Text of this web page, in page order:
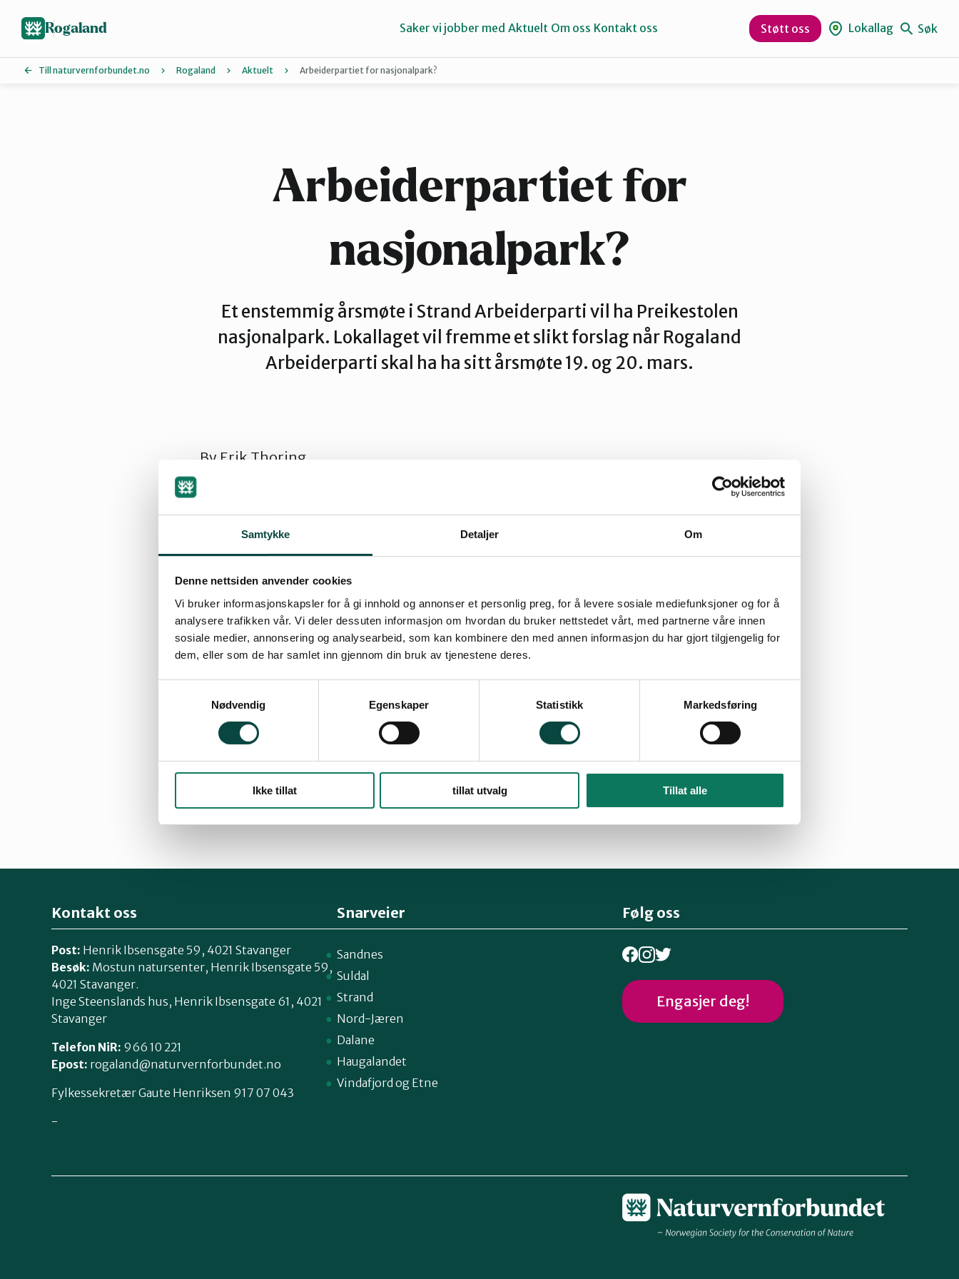
Samtykke Detaljer Om
Denne nettsiden anvender cookies
Vi bruker informasjonskapsler for å gi innhold og annonser et personlig preg, for å levere sosiale mediefunksjoner og for å
analysere trafikken vår. Vi deler dessuten informasjon om hvordan du bruker nettstedet vårt, med partnerne våre innen
sosiale medier, annonsering og analysearbeid, som kan kombinere den med annen informasjon du har gjort tilgjengelig for
dem, eller som de har samlet inn gjennom din bruk av tjenestene deres.
Nødvendig
Egenskaper Statistikk Markedsføring
Ikke tillat tillat utvalg Tillat alle
hovedinnhold
Strand Suldal
Rogaland Saker vi jobber med Aktuelt Om oss Kontakt oss Støtt oss Lokallag Søk
Till naturvernforbundet.no Rogaland Aktuelt Arbeiderpartiet for nasjonalpark?
Arbeiderpartiet for
nasjonalpark?
Et enstemmig årsmøte i Strand Arbeiderparti vil ha Preikestolen
nasjonalpark. Lokallaget vil fremme et slikt forslag når Rogaland
Arbeiderparti skal ha ha sitt årsmøte 19. og 20. mars.
By Erik Thoring
naturområde og et av regionens best besøkte turterreng. Hele området
kvalifiserer til status som nasjonalpark og det håper lokallaget at fylkeslaget er
enig i.
nasjonalpark. Forslaget ble imidlertid ikke fremmet på årsmøtet. Rogaland Høyre
har dermed ikke tatt stilling til nasjonalparken sjøl om stortingsrepresentant Siri
H. Meling ga uttrykk for en negativ holdning i et intervju med Aftenbladet.
Melings uttalelser er private og er ikke nødvendigvis representative for
synspunktene i Høyres fylkestingsgruppe.
Kontakt oss
Post: Henrik Ibsensgate 59, 4021 Stavanger
Besøk: Mostun natursenter, Henrik Ibsensgate 59,
4021 Stavanger.
Inge Steenslands hus, Henrik Ibsensgate 61, 4021
Stavanger
Telefon NiR: 966 10 221
Epost: rogaland@naturvernforbundet.no
Fylkessekretær Gaute Henriksen 917 07 043
-
Snarveier
Sandnes
Suldal
Strand
Nord-Jæren
Dalane
Haugalandet
Vindafjord og Etne
Følg oss
Engasjer deg!